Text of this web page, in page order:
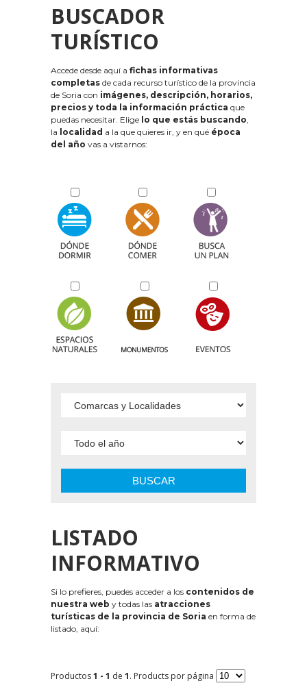
BUSCADOR
TURÍSTICO
Accede desde aquí a fichas informativas
completas de cada recurso turístico de la provincia
de Soria con imágenes, descripción, horarios,
precios y toda la información práctica que
puedas necesitar. Elige lo que estás buscando,
la localidad a la que quieres ir, y en qué época
del año vas a vistarnos:
BUSCAR
LISTADO
INFORMATIVO
Si lo prefieres, puedes acceder a los contenidos de
nuestra web y todas las atracciones
turísticas de la provincia de Soria en forma de
listado, aquí:
Productos1 - 1 de 1. Products por página